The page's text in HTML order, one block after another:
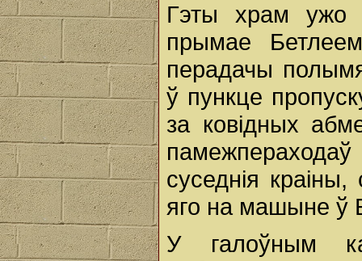
Гэты храм ужо
прымае
перадачы
ў пункце
за ковідных
суседнія
яго на машыне ў
У галоўным